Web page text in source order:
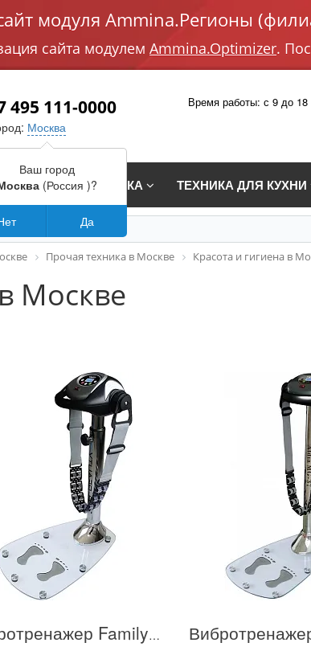
модуля Ammina.Регионы
сайта модулем Ammina.Optimizer.
495 111-0000
Москва
Время работы: с 9 до 18
ТЕХНИКА ТЕХНИКА ДЛЯ КУХНИ
Прочая техника в Москве Красота и гигиена в
Москве
Вибротренажер Family 135 T в Москве
Ваш город
(Россия )?
Да